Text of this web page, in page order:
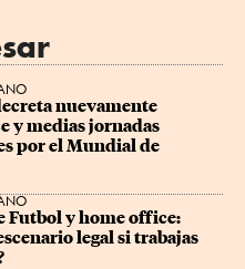
nuevamente
y medias jornadas
por el Mundial de
Futbol y home office:
legal si trabajas